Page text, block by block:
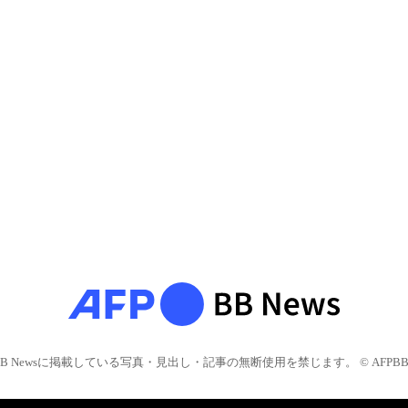
Newsに掲載している写真・見出し・記事の無断使用を禁じます。 © AFPBB